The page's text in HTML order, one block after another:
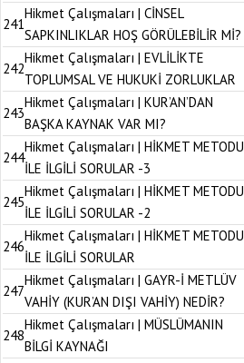
241
Hikmet Çalışmaları | CİNSEL
SAPKINLIKLAR HOŞ GÖRÜLEBİLİR Mİ?
242
Hikmet Çalışmaları | EVLİLİKTE
TOPLUMSAL VE HUKUKİ ZORLUKLAR
243
Hikmet Çalışmaları | KUR’AN’DAN
BAŞKA KAYNAK VAR MI?
244
Hikmet Çalışmaları | HİKMET METODU
İLE İLGİLİ SORULAR -3
245
Hikmet Çalışmaları | HİKMET METODU
İLE İLGİLİ SORULAR -2
246
Hikmet Çalışmaları | HİKMET METODU
İLE İLGİLİ SORULAR
247
Hikmet Çalışmaları | GAYR-İ METLÜV
VAHİY (KUR’AN DIŞI VAHİY) NEDİR?
248
Hikmet Çalışmaları | MÜSLÜMANIN
BİLGİ KAYNAĞI